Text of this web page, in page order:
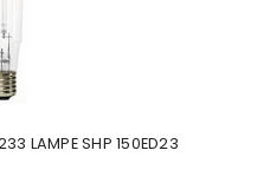
LAMPE SHP 150ED23